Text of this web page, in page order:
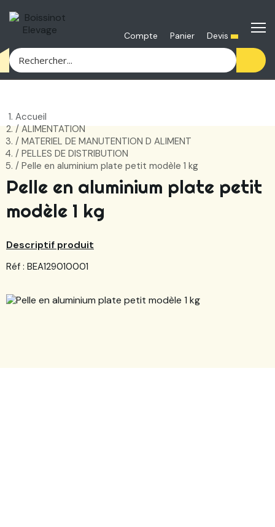
Compte Panier Devis
Accueil
ALIMENTATION
MATERIEL DE MANUTENTION D ALIMENT
PELLES DE DISTRIBUTION
Pelle en aluminium plate petit modèle 1 kg
Pelle en aluminium plate petit
modèle 1 kg
Descriptif produit
Réf : BEA129010001